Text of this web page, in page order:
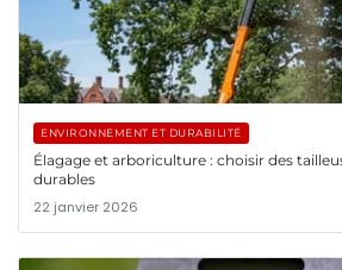
ENVIRONNEMENT ET DURABILITÉ
Élagage et arboriculture : choisir des
durables
22 janvier 2026